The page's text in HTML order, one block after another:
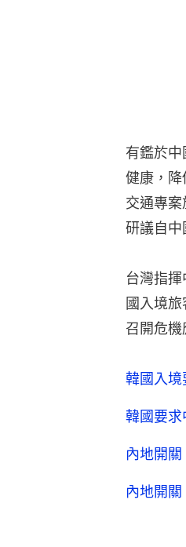
有鑑於
健康，降
交通專案
研議自中
台灣指
國入境
召開危機
韓國入境
韓國要
內地開
內地開